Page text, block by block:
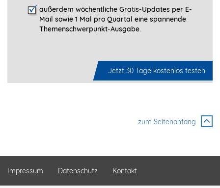
außerdem wöchentliche Gratis-Updates per E-
Mail sowie 1 Mal pro Quartal eine spannende
Themenschwerpunkt-­Ausgabe.
Jetzt 30 Tage kostenlos testen
zum Seitenanfang
Impressum Datenschutz Kontakt